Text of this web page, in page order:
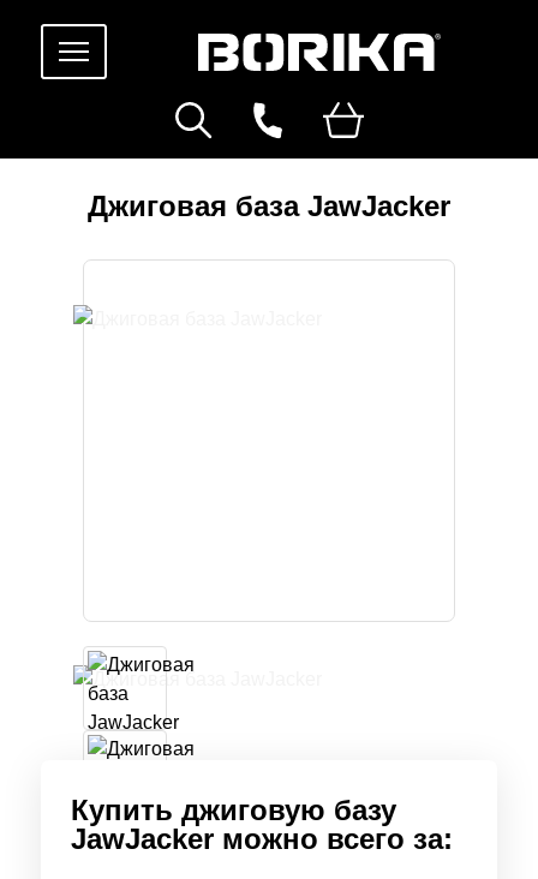
Джиговая база JawJacker
Купить джиговую базу
JawJacker можно всего за: